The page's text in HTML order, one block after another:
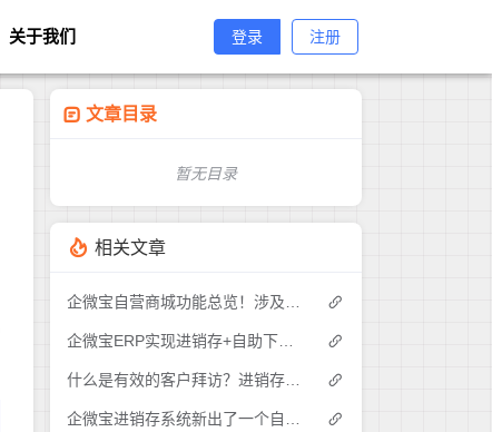
关于我们 登录 注册
文章目录
暂无目录
相关文章